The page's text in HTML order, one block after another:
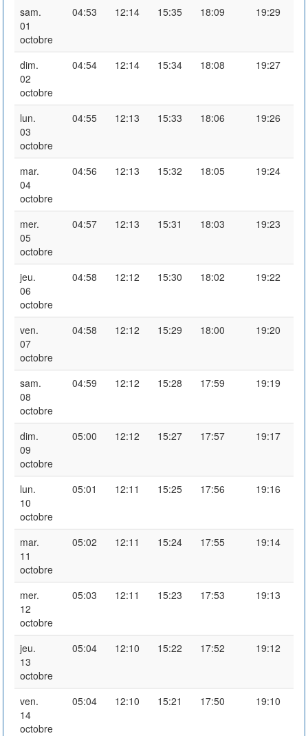
sam.
01
octobre
04:53 12:14 15:35 18:09 19:29
dim.
02
octobre
04:54 12:14 15:34 18:08 19:27
lun.
03
octobre
04:55 12:13 15:33 18:06 19:26
mar.
04
octobre
04:56 12:13 15:32 18:05 19:24
mer.
05
octobre
04:57 12:13 15:31 18:03 19:23
jeu.
06
octobre
04:58 12:12 15:30 18:02 19:22
ven.
07
octobre
04:58 12:12 15:29 18:00 19:20
sam.
08
octobre
04:59 12:12 15:28 17:59 19:19
dim.
09
octobre
05:00 12:12 15:27 17:57 19:17
lun.
10
octobre
05:01 12:11 15:25 17:56 19:16
mar.
11
octobre
05:02 12:11 15:24 17:55 19:14
mer.
12
octobre
05:03 12:11 15:23 17:53 19:13
jeu.
13
octobre
05:04 12:10 15:22 17:52 19:12
ven.
14
octobre
05:04 12:10 15:21 17:50 19:10